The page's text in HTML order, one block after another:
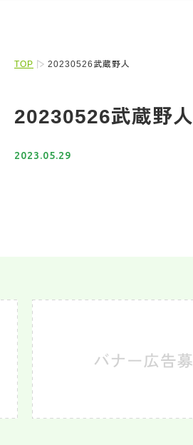
TOP 20230526武蔵野人
20230526武蔵野人
2023.05.29